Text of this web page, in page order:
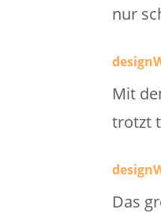
nur
Mit
trotzt
Das